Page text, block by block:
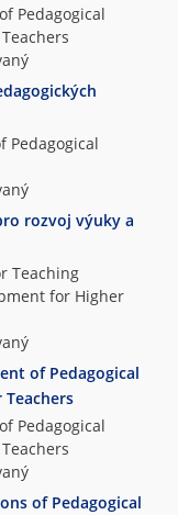
Pedagogical
Pedagogical
rozvoj výuky a
Teaching
for Higher
of Pedagogical
Teachers
Pedagogical
of Pedagogical